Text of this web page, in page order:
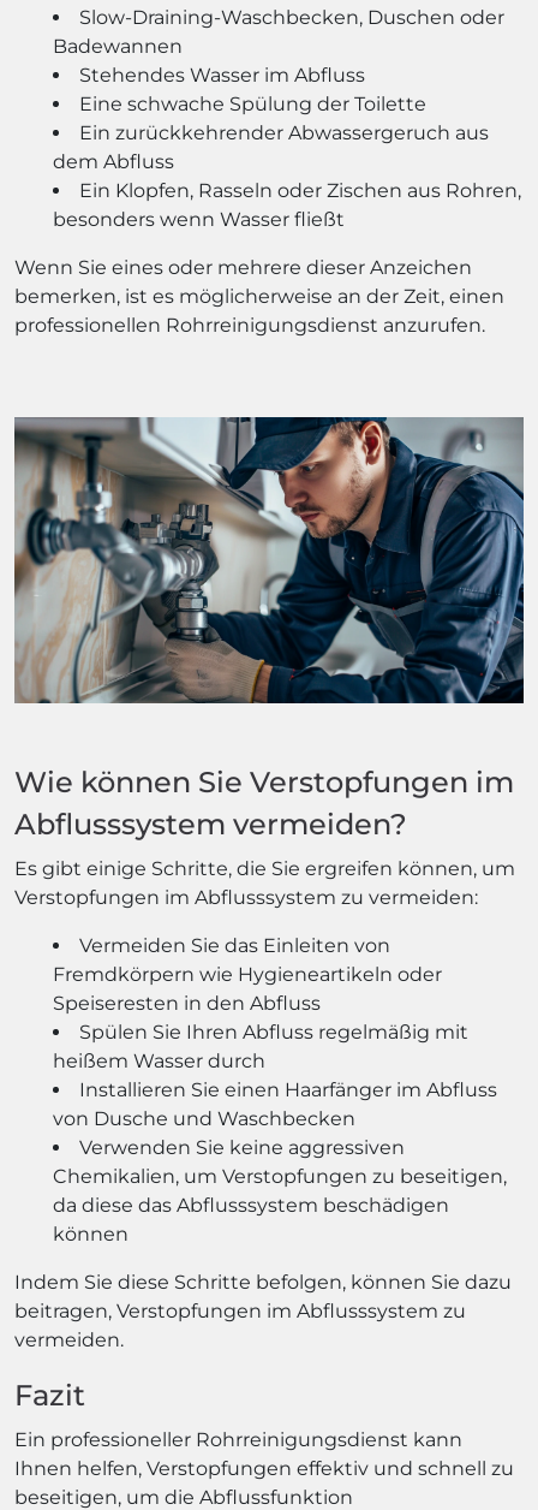
Slow-Draining-Waschbecken, Duschen oder
Badewannen
Stehendes Wasser im Abfluss
Eine schwache Spülung der Toilette
Ein zurückkehrender Abwassergeruch aus
dem Abfluss
Ein Klopfen, Rasseln oder Zischen aus Rohren,
besonders wenn Wasser fließt
Wenn Sie eines oder mehrere dieser Anzeichen
bemerken, ist es möglicherweise an der Zeit, einen
professionellen Rohrreinigungsdienst anzurufen.
Wie können Sie Verstopfungen im
Abflusssystem vermeiden?
Es gibt einige Schritte, die Sie ergreifen können, um
Verstopfungen im Abflusssystem zu vermeiden:
Vermeiden Sie das Einleiten von
Fremdkörpern wie Hygieneartikeln oder
Speiseresten in den Abfluss
Spülen Sie Ihren Abfluss regelmäßig mit
heißem Wasser durch
Installieren Sie einen Haarfänger im Abfluss
von Dusche und Waschbecken
Verwenden Sie keine aggressiven
Chemikalien, um Verstopfungen zu beseitigen,
da diese das Abflusssystem beschädigen
können
Indem Sie diese Schritte befolgen, können Sie dazu
beitragen, Verstopfungen im Abflusssystem zu
vermeiden.
Fazit
Ein professioneller Rohrreinigungsdienst kann
Ihnen helfen, Verstopfungen effektiv und schnell zu
beseitigen, um die Abflussfunktion